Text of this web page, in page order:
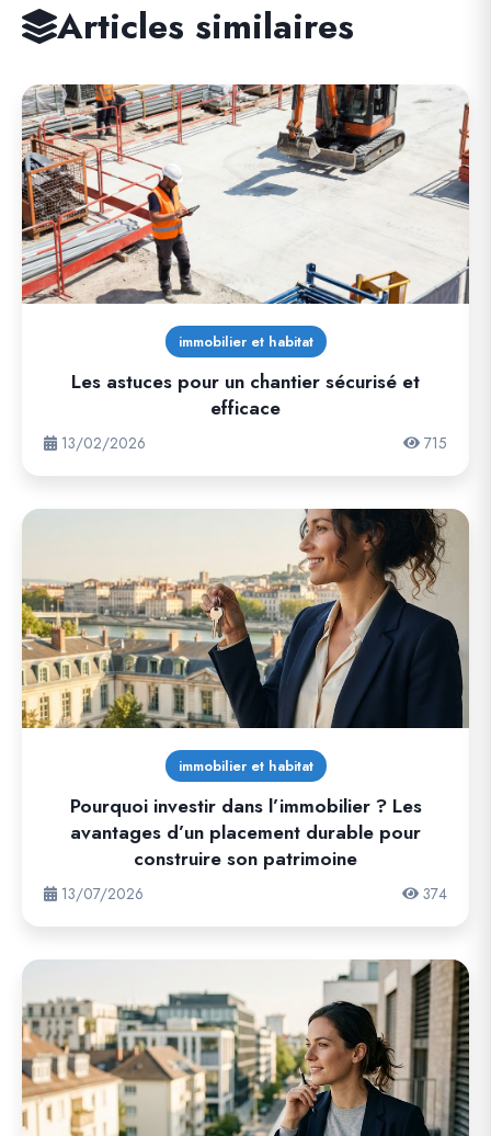
Articles similaires
immobilier et habitat
Les astuces pour un chantier sécurisé et
efficace
13/02/2026 715
immobilier et habitat
Pourquoi investir dans l’immobilier ? Les
avantages d’un placement durable pour
construire son patrimoine
13/07/2026 374